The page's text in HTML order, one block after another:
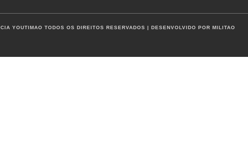
YOUTIMAO TODOS OS DIREITOS RESERVADOS | DESENVOLVIDO POR MILITAO